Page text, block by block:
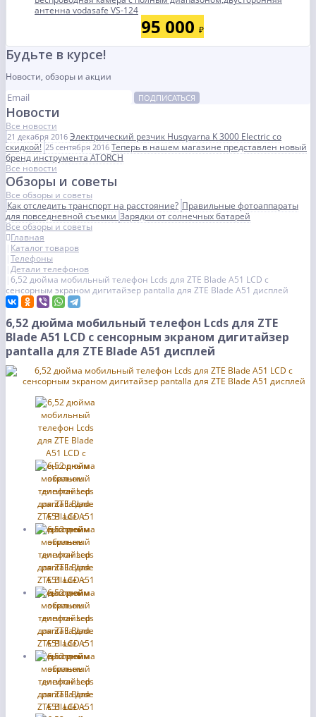
антенна vodasafe VS-124
95 000 ₽
Будьте в курсе!
Новости, обзоры и акции
ПОДПИСАТЬСЯ
Новости
Все новости
21 декабря 2016 Электрический резчик Husqvarna K 3000 Electric со
скидкой! 25 сентября 2016 Теперь в нашем магазине представлен новый
бренд инструмента ATORCH
Все новости
Обзоры и советы
Все обзоры и советы
Как отследить транспорт на расстояние? Правильные фотоаппараты
для повседневной съемкиЗарядки от солнечных батарей
Все обзоры и советы
Главная
Каталог товаров
Телефоны
Детали телефонов
6,52 дюйма мобильный телефон Lcds для ZTE Blade A51 LCD с
сенсорным экраном дигитайзер pantalla для ZTE Blade A51 дисплей
6,52 дюйма мобильный телефон Lcds для ZTE
Blade A51 LCD с сенсорным экраном дигитайзер
pantalla для ZTE Blade A51 дисплей